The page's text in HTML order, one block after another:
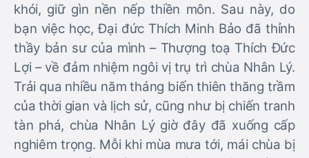
khói, giữ gìn nền nếp thiền môn. Sau này, do
bạn việc học, Đại đức Thích Minh Bảo đã thỉnh
thầy bản sư của mình – Thượng toạ Thích Đức
Lợi – về đảm nhiệm ngôi vị trụ trì chùa Nhân Lý.
Trải qua nhiều năm tháng biến thiên thăng trầm
của thời gian và lịch sử, cũng như bị chiến tranh
tàn phá, chùa Nhân Lý giờ đây đã xuống cấp
nghiêm trọng. Mỗi khi mùa mưa tới, mái chùa bị